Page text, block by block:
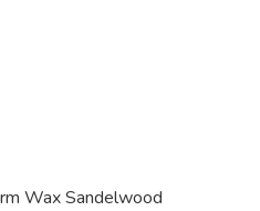
Wax Sandelwood